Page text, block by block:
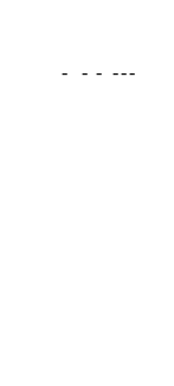
- - - ---